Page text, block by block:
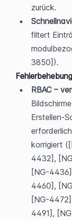
zurück.
filtert
3850]).
RBAC –
Erstellen-
korrigiert
4432],
[NG-
4460],
[NG-
4491],